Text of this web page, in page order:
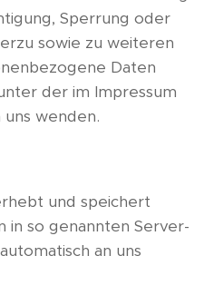
Sperrung oder
sowie zu weiteren
Daten
der im Impressum
wenden.
und speichert
in so genannten Server-
an uns